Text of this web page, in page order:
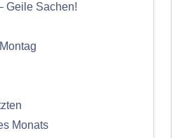
Geile Sachen!
Monats